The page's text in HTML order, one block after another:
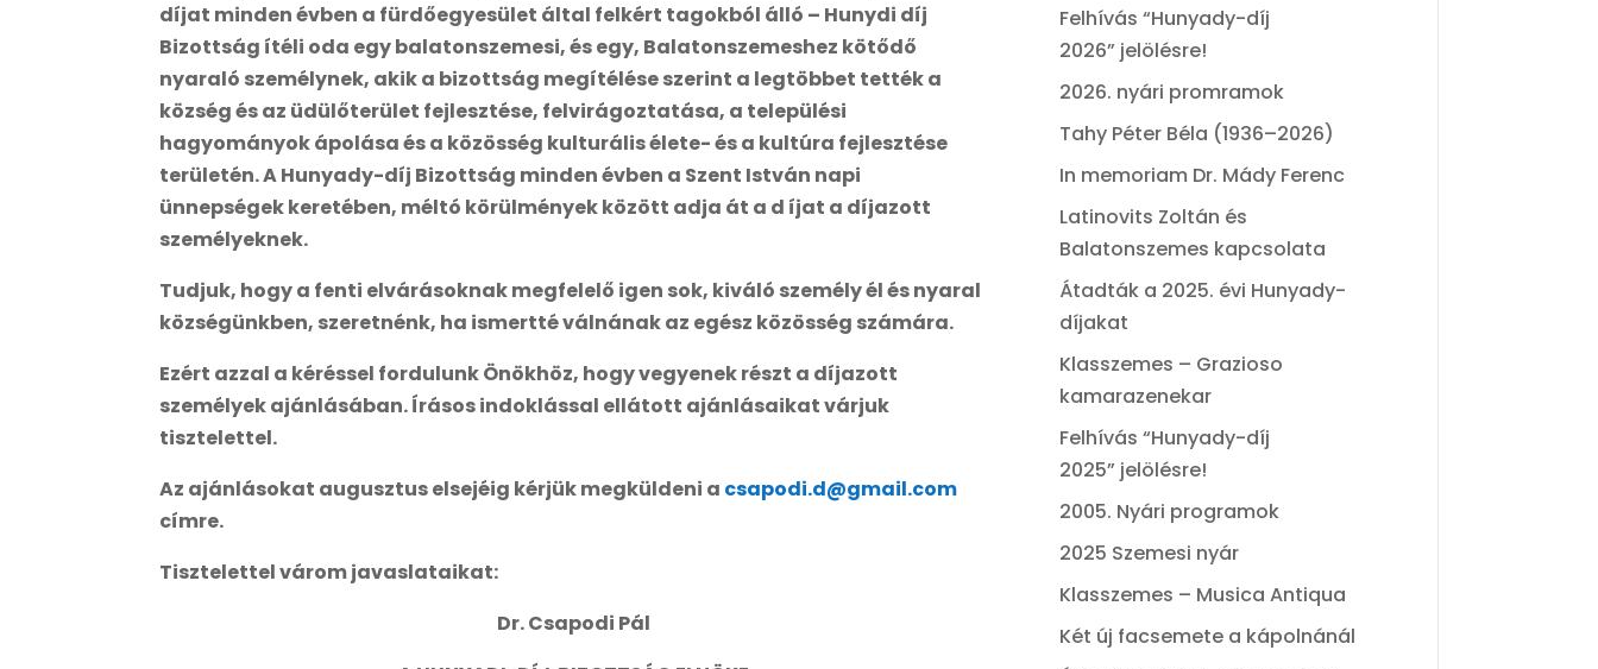
díjat minden évben a fürdőegyesület által felkért tagokból álló – Hunydi díj
Bizottság ítéli oda egy balatonszemesi, és egy, Balatonszemeshez kötődő
nyaraló személynek, akik a bizottság megítélése szerint a legtöbbet tették a
község és az üdülőterület fejlesztése, felvirágoztatása, a települési
hagyományok ápolása és a közösség kulturális élete- és a kultúra fejlesztése
területén. A Hunyady-díj Bizottság minden évben a Szent István napi
ünnepségek keretében, méltó körülmények között adja át a d íjat a díjazott
személyeknek.
Tudjuk, hogy a fenti elvárásoknak megfelelő igen sok, kiváló személy él és nyaral
községünkben, szeretnénk, ha ismertté válnának az egész közösség számára.
Ezért azzal a kéréssel fordulunk Önökhöz, hogy vegyenek részt a díjazott
személyek ajánlásában. Írásos indoklással ellátott ajánlásaikat várjuk
tisztelettel.
Az ajánlásokat augusztus elsejéig kérjük megküldeni a csapodi.d@gmail.com
címre.
Tisztelettel várom javaslataikat:
Dr. Csapodi Pál
Felhívás “Hunyady-díj
2026” jelölésre!
2026. nyári promramok
Tahy Péter Béla (1936–2026)
In memoriam Dr. Mády Ferenc
Latinovits Zoltán és
Balatonszemes kapcsolata
Átadták a 2025. évi Hunyady-
díjakat
Klasszemes – Grazioso
kamarazenekar
Felhívás “Hunyady-díj
2025” jelölésre!
2005. Nyári programok
2025 Szemesi nyár
Klasszemes – Musica Antiqua
Két új facsemete a kápolnánál